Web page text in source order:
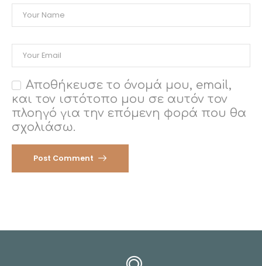
Αποθήκευσε το όνομά μου, email,
και τον ιστότοπο μου σε αυτόν τον
πλοηγό για την επόμενη φορά που θα
σχολιάσω.
Post Comment